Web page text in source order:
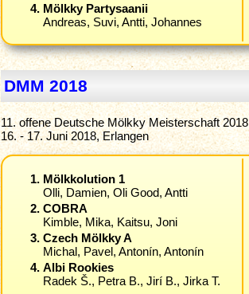
Mölkky Partysaanii
Andreas, Suvi, Antti, Johannes
DMM 2018
11. offene Deutsche Mölkky Meisterschaft 2018
16. - 17. Juni 2018, Erlangen
Mölkkolution 1
Olli, Damien, Oli Good, Antti
COBRA
Kimble, Mika, Kaitsu, Joni
Czech Mölkky A
Michal, Pavel, Antonín, Antonín
Albi Rookies
Radek Š., Petra B., Jirí B., Jirka T.